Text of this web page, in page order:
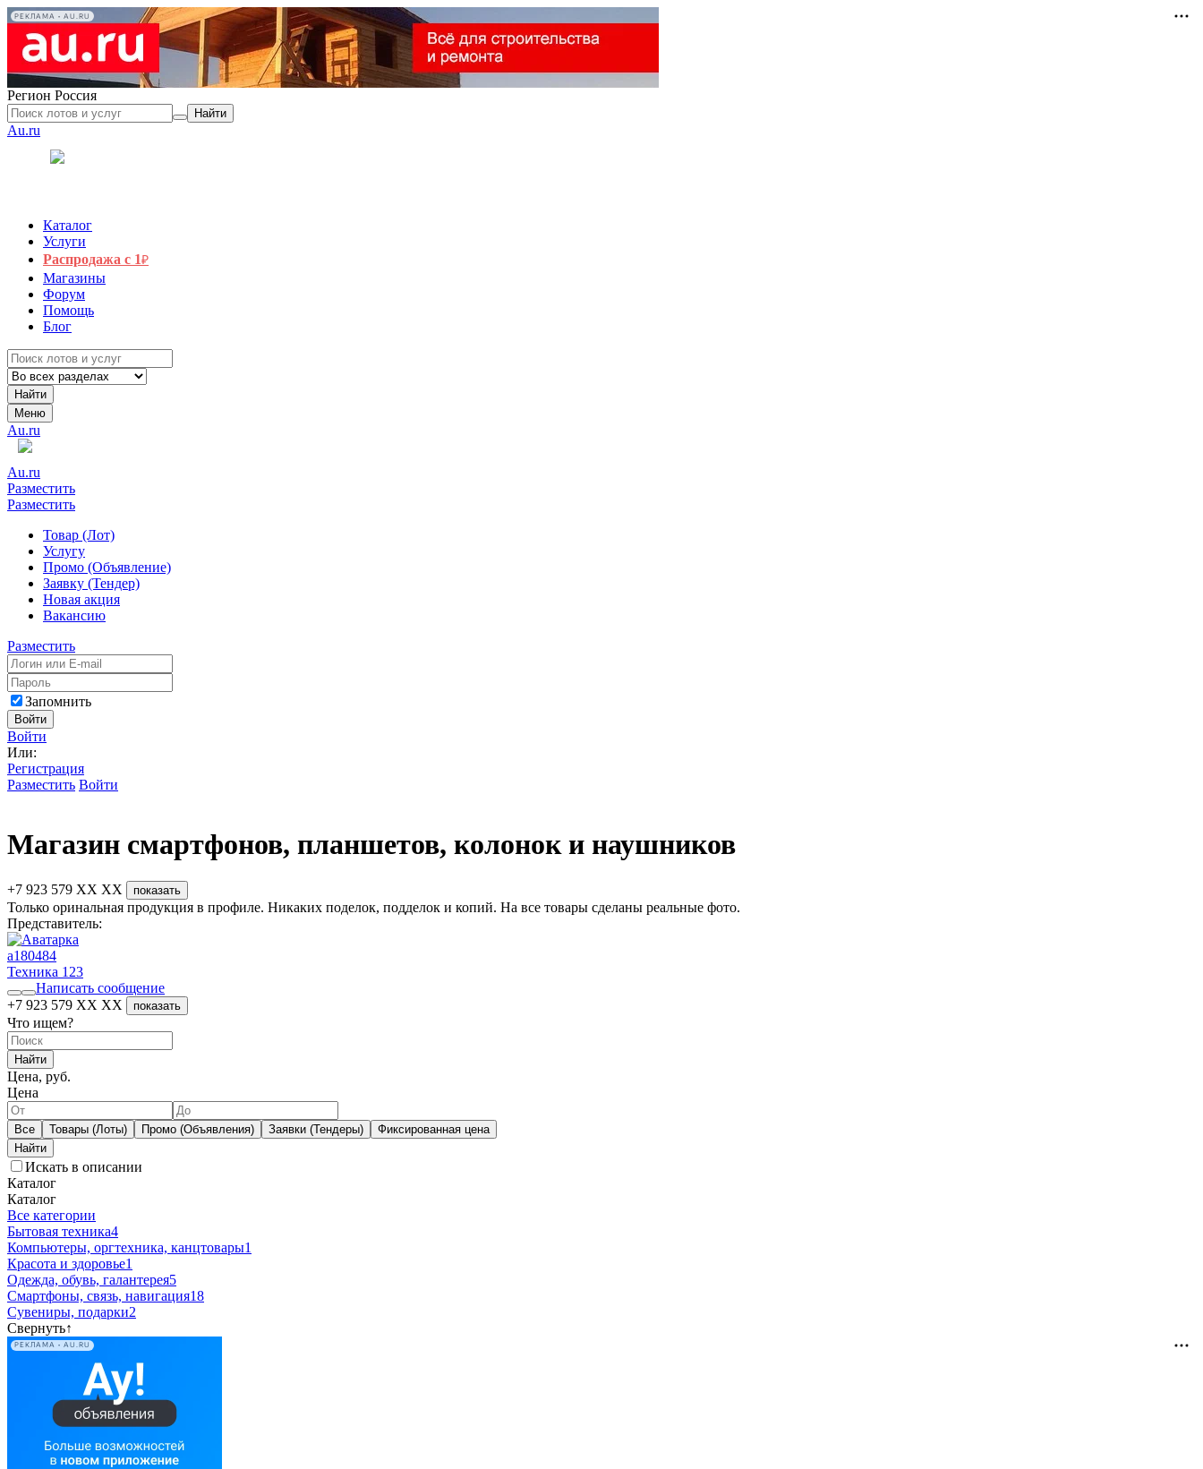
РЕКЛАМА • AU.RU
Регион Россия
Найти
Au.ru
Каталог
Услуги
Распродажа с 1₽
Магазины
Форум
Помощь
Блог
Найти
Меню
Au.ru
Au.ru
Разместить
Разместить
Товар (Лот)
Услугу
Промо (Объявление)
Заявку (Тендер)
Новая акция
Вакансию
Разместить
Запомнить
Войти
Войти
Или:
Регистрация
Разместить Войти
Магазин смартфонов, планшетов, колонок и наушников
+7 923 579 XX XX показать
Только оринальная продукция в профиле. Никаких поделок, подделок и копий. На все товары сделаны реальные фото.
Представитель:
a180484
Техника 123
Написать сообщение
+7 923 579 XX XX
показать
Что ищем?
Найти
Цена, руб.
Цена
Все Товары (Лоты) Промо (Объявления) Заявки (Тендеры) Фиксированная цена
Искать в описании
Каталог
Каталог
Все категории
Бытовая техника4
Компьютеры, оргтехника, канцтовары1
Красота и здоровье1
Одежда, обувь, галантерея5
Смартфоны, связь, навигация18
Сувениры, подарки2
Свернуть↑
РЕКЛАМА • AU.RU